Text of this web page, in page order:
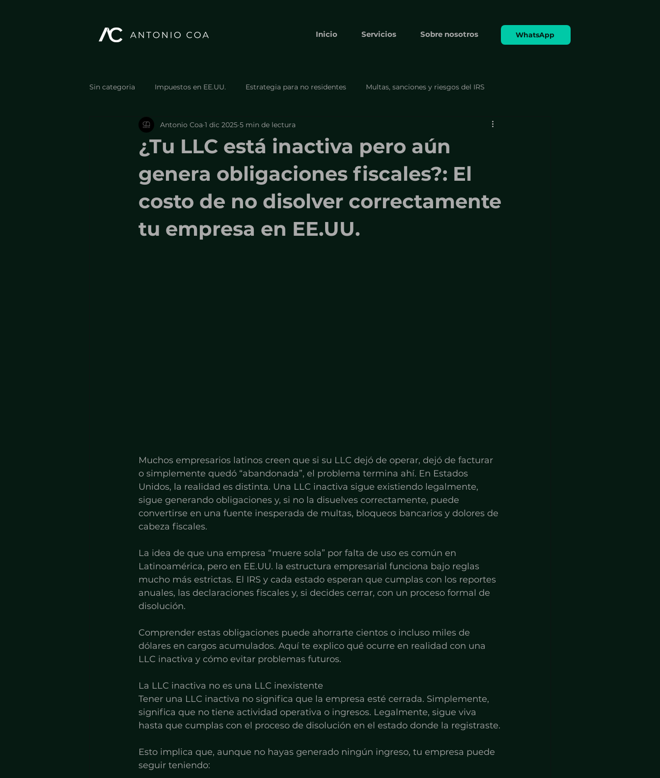
Inicio Servicios Sobre nosotros WhatsApp
Sin categoria Impuestos en EE.UU. Estrategia para no residentes Multas, sanciones y riesgos del IRS
Estructura y optimización fiscal Cumplimiento y formularios obligato
Formulario 8832 Estrategia para no residentes. Cumplimiento y formularios
Casos, resultados y errores reales Cumplimiento y obligaciones
¿Tu LLC está inactiva pero aún
genera obligaciones fiscales?: El
costo de no disolver correctamente
tu empresa en EE.UU.
Antonio Coa 1 dic 2025 5 min de lectura
Muchos empresarios latinos creen que si su LLC dejó de operar, dejó de facturar
o simplemente quedó “abandonada”, el problema termina ahí. En Estados
Unidos, la realidad es distinta. Una LLC inactiva sigue existiendo legalmente,
sigue generando obligaciones y, si no la disuelves correctamente, puede
convertirse en una fuente inesperada de multas, bloqueos bancarios y dolores de
cabeza fiscales.
La idea de que una empresa “muere sola” por falta de uso es común en
Latinoamérica, pero en EE.UU. la estructura empresarial funciona bajo reglas
mucho más estrictas. El IRS y cada estado esperan que cumplas con los reportes
anuales, las declaraciones fiscales y, si decides cerrar, con un proceso formal de
disolución.
Comprender estas obligaciones puede ahorrarte cientos o incluso miles de
dólares en cargos acumulados. Aquí te explico qué ocurre en realidad con una
LLC inactiva y cómo evitar problemas futuros.
La LLC inactiva no es una LLC inexistente
Tener una LLC inactiva no significa que la empresa esté cerrada. Simplemente,
significa que no tiene actividad operativa o ingresos. Legalmente, sigue viva
hasta que cumplas con el proceso de disolución en el estado donde la registraste.
Esto implica que, aunque no hayas generado ningún ingreso, tu empresa puede
seguir teniendo: